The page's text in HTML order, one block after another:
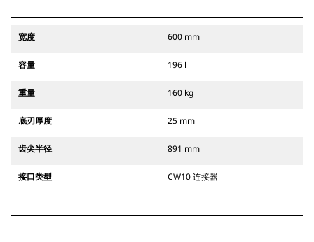
宽度 600 mm
容量 196 l
重量 160 kg
底刃厚度 25 mm
齿尖半径 891 mm
接口类型 CW10 连接器